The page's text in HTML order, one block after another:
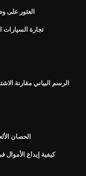
العثور على
تجارة السيارات
الرسم البياني مقارنة
الحصان
كيفية إيداع الأموال